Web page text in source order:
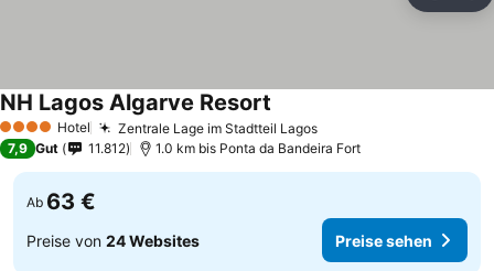
4 Sterne Hotel Zentrale Lage im Stadtteil Lagos
NH Lagos Algarve Resort
7,9 Gut 11.812 1.0 km bis Ponta da Bandeira Fort
Ab 63 €
Preise von 24 Websites Preise sehen